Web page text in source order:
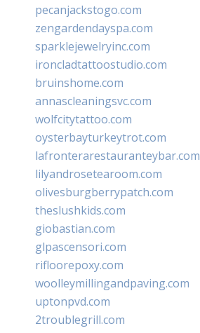
pecanjackstogo.com
zengardendayspa.com
sparklejewelryinc.com
ironcladtattoostudio.com
bruinshome.com
annascleaningsvc.com
wolfcitytattoo.com
oysterbayturkeytrot.com
lafronterarestauranteybar.com
lilyandrosetearoom.com
olivesburgberrypatch.com
theslushkids.com
giobastian.com
glpascensori.com
rifloorepoxy.com
woolleymillingandpaving.com
uptonpvd.com
2troublegrill.com